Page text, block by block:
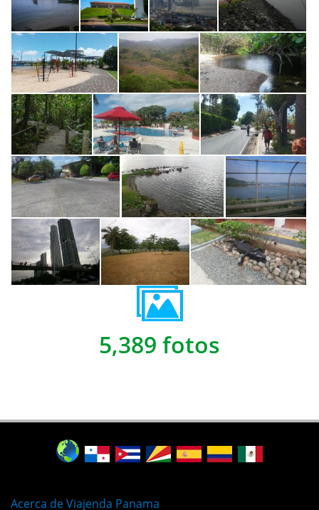
5,389 fotos
Acerca de Viajenda Panama